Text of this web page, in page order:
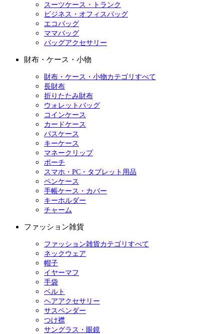
スーツケース・トランク
ビジネス・オフィスバッグ
エコバッグ
ママバッグ
バッグアクセサリー
財布・ケース・小物
財布・ケース・小物カテゴリすべて
長財布
折りたたみ財布
ウォレットバッグ
コインケース
カードケース
パスケース
キーケース
マネークリップ
ポーチ
スマホ・PC・タブレット用品
ペンケース
手帳ケース・カバー
キーホルダー
チャーム
ファッション雑貨
ファッション雑貨カテゴリすべて
ネックウェア
帽子
イヤーマフ
手袋
ベルト
ヘアアクセサリー
サスペンダー
つけ襟
サングラス・眼鏡